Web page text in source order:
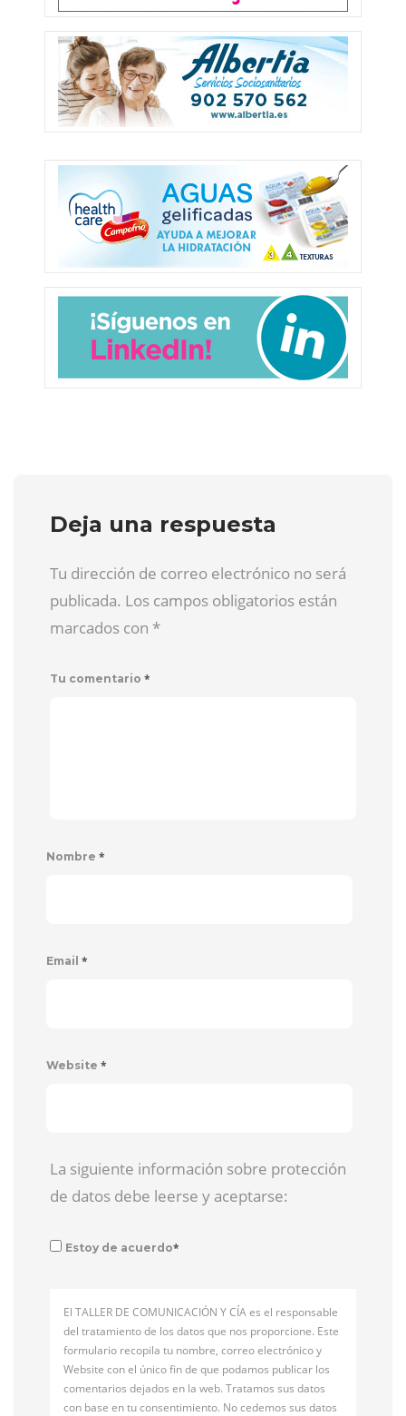
Deja una respuesta
Tu dirección de correo electrónico no será
publicada. Los campos obligatorios están
marcados con *
Tu comentario *
Nombre *
Email *
Website *
La siguiente información sobre protección
de datos debe leerse y aceptarse:
Estoy de acuerdo*
El TALLER DE COMUNICACIÓN Y CÍA es el responsable
del tratamiento de los datos que nos proporcione. Este
formulario recopila tu nombre, correo electrónico y
Website con el único fin de que podamos publicar los
comentarios dejados en la web. Tratamos sus datos
con base en tu consentimiento. No cedemos sus datos